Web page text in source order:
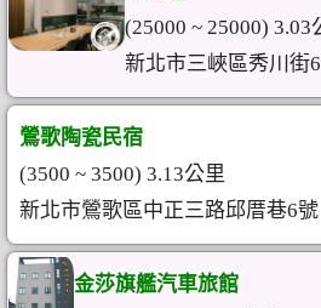
(25000 ~ 25000) 3.03
新北市三峽區秀川街
鶯歌陶瓷民宿
(3500 ~ 3500) 3.13公里
新北市鶯歌區中正三路邱厝巷6號
金莎旗艦汽車旅館